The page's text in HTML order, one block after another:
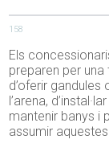
158
Els
preparen per
d’oferir gandules
l’arena,
mantenir banys i
assumir